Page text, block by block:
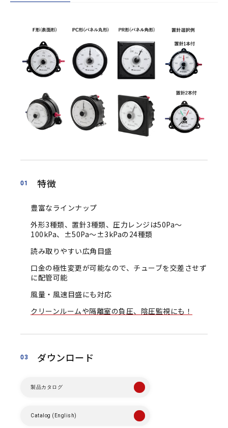
アクセス
沿革
展示会
ニュース
製品情報
お問い合わせ
プライバシーポリシー
01 特徴
豊富なラインナップ
外形3種類、置針3種類、圧力レンジは50Pa～
100kPa、±50Pa～±3kPaの24種類
読み取りやすい広角目盛
口金の極性変更が可能なので、チューブを交差させず
に配管可能
風量・風速目盛にも対応
クリーンルームや隔離室の負圧、陰圧監視にも！
03 ダウンロード
製品カタログ
Catalog (English)